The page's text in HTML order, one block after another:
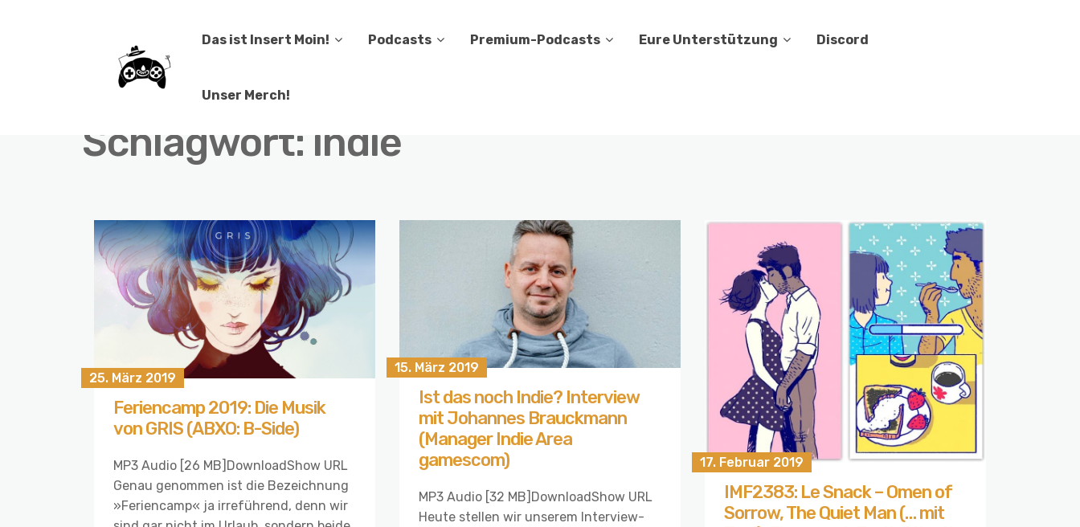
Das ist Insert Moin! Podcasts Premium-Podcasts Eure Unterstützung Discord
Unser Merch!
Schlagwort: indie
25. März 2019
Feriencamp 2019: Die Musik
von GRIS (ABXO: B-Side)
MP3 Audio [26 MB]DownloadShow URL
Genau genommen ist die Bezeichnung
»Feriencamp« ja irreführend, denn wir
15. März 2019
Ist das noch Indie? Interview
mit Johannes Brauckmann
(Manager Indie Area
gamescom)
MP3 Audio [32 MB]DownloadShow URL
Heute stellen wir unserem Interview-
17. Februar 2019
IMF2383: Le Snack – Omen of
Sorrow, The Quiet Man (… mit